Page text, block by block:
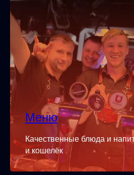
Меню
Качественные блюда и
и кошелёк